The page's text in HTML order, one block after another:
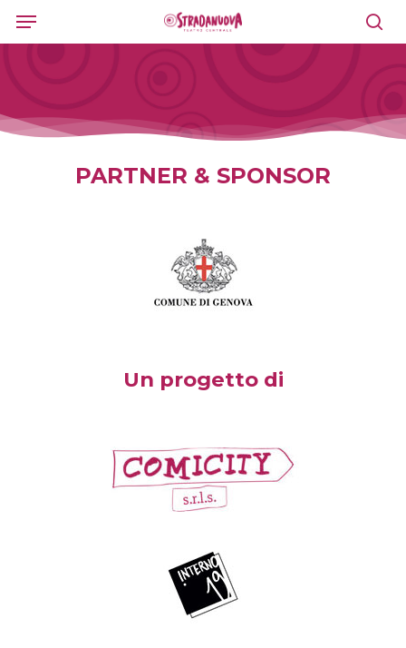
main
Menu
PARTNER & SPONSOR
Un progetto di